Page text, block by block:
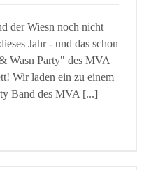
der Wiesn noch nicht
Jahr - und das schon
Wasn Party" des MVA
Wir laden ein zu einem
Band des MVA [...]